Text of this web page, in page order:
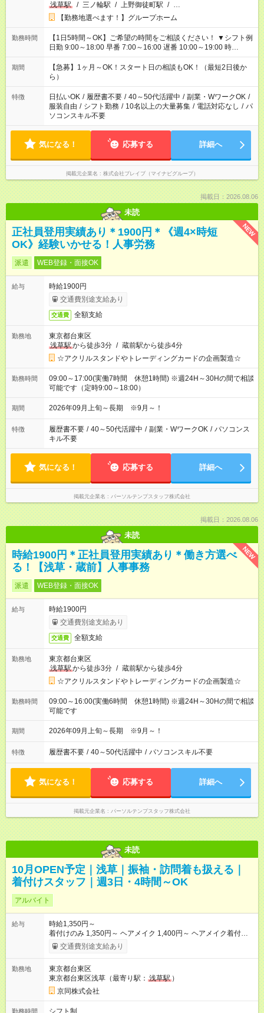
浅草駅
/ 三ノ輪駅 / 上野御徒町駅 / …
【勤務地選べます！】グループホーム
勤務時間
【1日5時間～OK】ご希望の時間をご相談ください！ ▼シフト例
日勤 9:00～18:00 早番 7:00～16:00 遅番 10:00～19:00 時
短 10:00～15:00 上記はあくまで一例です。 「夕方までには帰宅
しておきたい」 「朝はゆっくりのスタートがいい」 「お昼の時
間を有効に使いたい」 など、ご希望があれば教えてください
ね。
期間
【急募】1ヶ月～OK！スタート日の相談もOK！（最短2日後か
ら）
特徴 日払いOK / 履歴書不要 / 40～50代活躍中 / 副業・WワークOK /
服装自由 / シフト勤務 / 10名以上の大量募集 / 電話対応なし / パ
ソコンスキル不要
気になる！ 応募する 詳細へ
掲載元企業名 株式会社ブレイブ（マイナビグループ）
掲載日：2026.08.06
未読
NEW
正社員登用実績あり＊1900円＊《週4×時短
OK》経験いかせる！人事労務
派遣 WEB登録・面接OK
給与
時給1900円
交通費別途支給あり
交通費 全額支給
勤務地
東京都台東区
浅草駅から徒歩3分 / 蔵前駅から徒歩4分
☆アクリルスタンドやトレーディングカードの企画製造☆
勤務時間
09:00～17:00(実働7時間 休憩1時間) ※週24H～30Hの間で相談
可能です（定時9:00～18:00）
期間 2026年09月上旬～長期 ※9月～！
特徴 履歴書不要 / 40～50代活躍中 / 副業・WワークOK / パソコンス
キル不要
気になる！ 応募する 詳細へ
掲載元企業名 パーソルテンプスタッフ株式会社
掲載日：2026.08.06
未読
NEW
時給1900円＊正社員登用実績あり＊働き方選べ
る！【浅草・蔵前】人事事務
派遣 WEB登録・面接OK
給与
時給1900円
交通費別途支給あり
交通費 全額支給
勤務地
東京都台東区
浅草駅から徒歩3分 / 蔵前駅から徒歩4分
☆アクリルスタンドやトレーディングカードの企画製造☆
勤務時間
09:00～16:00(実働6時間 休憩1時間) ※週24H～30Hの間で相談
可能です
期間 2026年09月上旬～長期 ※9月～！
特徴 履歴書不要 / 40～50代活躍中 / パソコンスキル不要
気になる！ 応募する 詳細へ
掲載元企業名 パーソルテンプスタッフ株式会社
未読
10月OPEN予定｜浅草｜振袖・訪問着も扱える｜
着付けスタッフ｜週3日・4時間～OK
アルバイト
給与
時給1,350円～
着付けのみ 1,350円～ ヘアメイク 1,400円～ ヘアメイク着付
け 1,600円～ ◇スキルによって時給が異なります ◇入社後、ス
キルアップしたら、翌月すぐに昇給！ ◇繁忙期手当・お正月手
り 試用期間の長さ：3ヶ月 雇用形態、給与は本採用時と同じで
す。 【試用期間】試用期間あり 試用期間の長さ：3ヶ月 雇用形
態、給与は本採用時と同じです。
交通費別途支給あり
勤務地
東京都台東区
東京都台東区浅草（最寄り駅： 浅草駅 ）
京同株式会社
勤務時間 シフト制